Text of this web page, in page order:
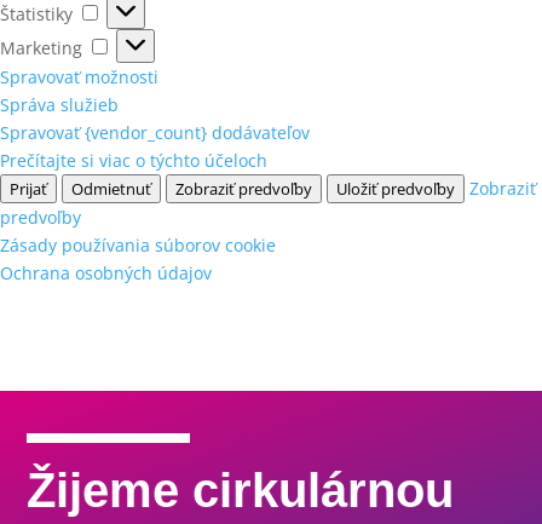
Štatistiky
Štatistiky
Marketing
Marketing
Spravovať možnosti
Správa služieb
Spravovať {vendor_count} dodávateľov
Prečítajte si viac o týchto účeloch
Prijať Odmietnuť Zobraziť predvoľby Uložiť predvoľby
Zobraziť
predvoľby
Zásady používania súborov cookie
Ochrana osobných údajov
Žijeme cirkulárnou